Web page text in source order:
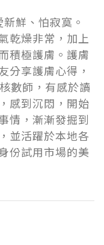
鮮、怕寂寞。
乾燥非常，加上
積極護膚。護膚
分享護膚心得，
數師，有感於讀
感到沉悶，開始
情，漸漸發掘到
並活躍於本地各
份試用市場的美